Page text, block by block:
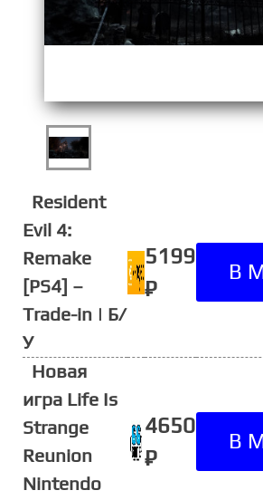
Resident
Evil 4:
Remake
[PS4] –
Trade-in | Б/
У
5199
₽
Новая
игра Life Is
Strange
Reunion
Nintendo
4650
₽